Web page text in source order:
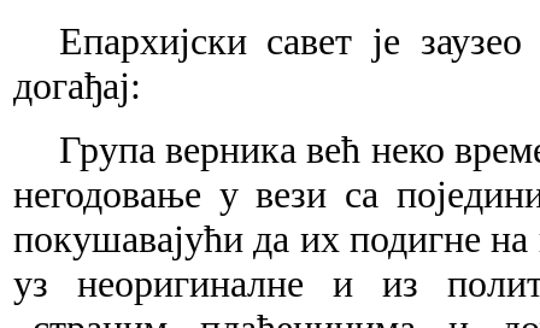
Епархијски савет је
догађај:
Група верника већ неко
негодовање у вези са
покушавајући да их подигне
уз неоригиналне и из